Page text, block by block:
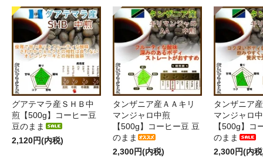
グアテマラ産ＳＨＢ中
煎【500g】コーヒー豆
豆のまま
2,120円(内税)
タンザニア産ＡＡキリ
マンジャロ中煎
【500g】コーヒー豆 豆
のまま
2,300円(内税)
タンザニア
マンジャロ
【500g】コ
のまま
2,300円(内